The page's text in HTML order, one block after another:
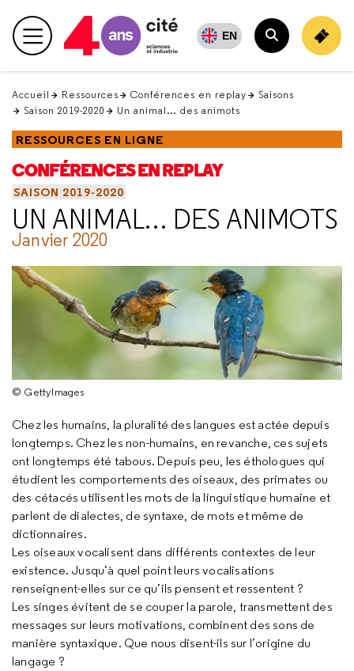
en
haut Menu principal EN
Rechercher
Accueil Ressources Conférences en replay
Saisons
Saison 2019-2020
Un animal… des animots
RESSOURCES EN LIGNE
CONFÉRENCES EN REPLAY
SAISON 2019-2020
UN ANIMAL… DES ANIMOTS
Janvier 2020
© GettyImages
Chez les humains, la pluralité des langues est actée depuis
longtemps. Chez les non-humains, en revanche, ces sujets
ont longtemps été tabous. Depuis peu, les éthologues qui
étudient les comportements des oiseaux, des primates ou
des cétacés utilisent les mots de la linguistique humaine et
parlent de dialectes, de syntaxe, de mots et même de
dictionnaires.
Les oiseaux vocalisent dans différents contextes de leur
existence. Jusqu’à quel point leurs vocalisations
renseignent-elles sur ce qu’ils pensent et ressentent ?
Les singes évitent de se couper la parole, transmettent des
messages sur leurs motivations, combinent des sons de
manière syntaxique. Que nous disent-ils sur l’origine du
langage ?